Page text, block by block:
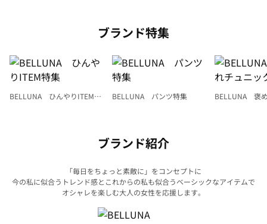
ブランド特集
BELLUNA ひんやりITEM特
BELLUNA パンツ特集
BELLUNA 褒
ブランド紹介
「毎日をちょっと素敵に」をコンセプトに
今の私に似合うトレンド感とこれからの私も似合うベーシックなアイテムで
オシャレを楽しむ大人の女性を応援します。